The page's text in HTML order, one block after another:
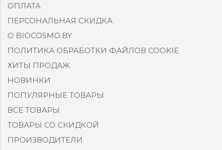
ОПЛАТА
ПЕРСОНАЛЬНАЯ СКИДКА
О BIOCOSMO.BY
ПОЛИТИКА ОБРАБОТКИ ФАЙЛОВ COOKIE
ХИТЫ ПРОДАЖ
НОВИНКИ
ПОПУЛЯРНЫЕ ТОВАРЫ
ВСЕ ТОВАРЫ
ТОВАРЫ СО СКИДКОЙ
ПРОИЗВОДИТЕЛИ